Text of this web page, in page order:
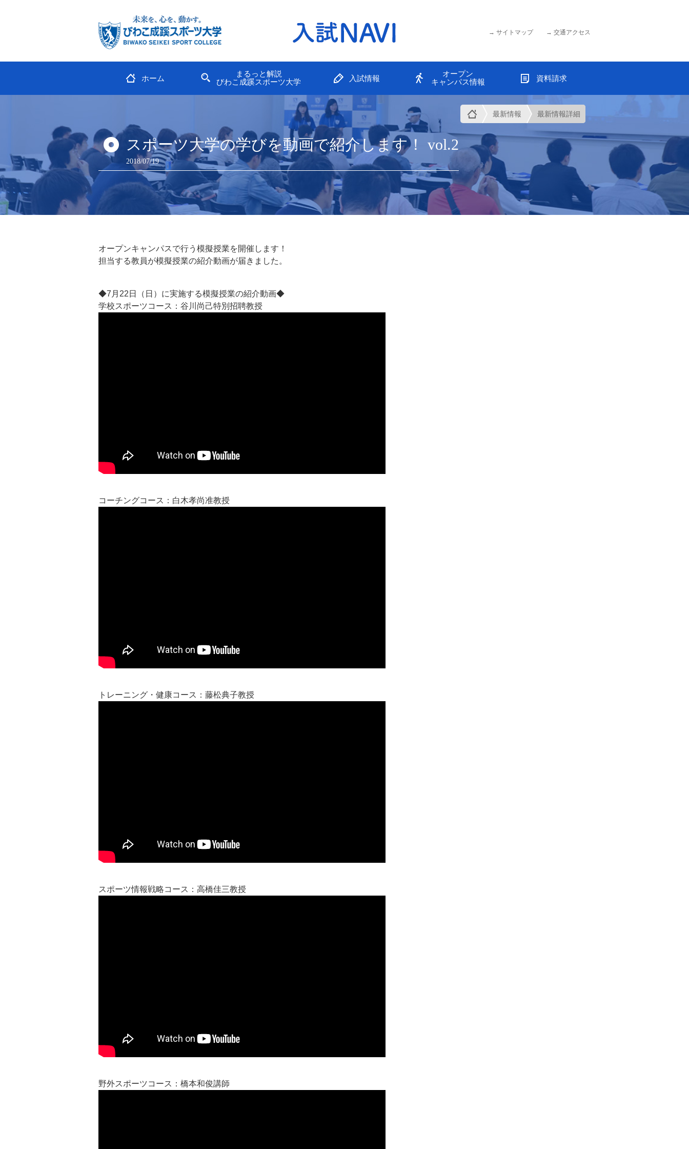
サイトマップ 交通アクセス
ホーム
まるっと解説
びわこ成蹊スポーツ大学
入試情報
オープン
キャンパス情報
資料請求
最新情報 最新情報詳細
スポーツ大学の学びを動画で紹介します！ vol.2
2018/07/19
オープンキャンパスで行う模擬授業を開催します！
担当する教員が模擬授業の紹介動画が届きました。
◆7月22日（日）に実施する模擬授業の紹介動画◆
学校スポーツコース：谷川尚己特別招聘教授
コーチングコース：白木孝尚准教授
トレーニング・健康コース：藤松典子教授
スポーツ情報戦略コース：高橋佳三教授
野外スポーツコース：橋本和俊講師